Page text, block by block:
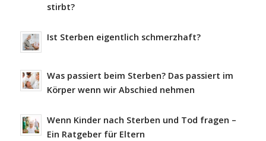
stirbt?
Ist Sterben eigentlich schmerzhaft?
Was passiert beim Sterben? Das passiert im
Körper wenn wir Abschied nehmen
Wenn Kinder nach Sterben und Tod fragen –
Ein Ratgeber für Eltern